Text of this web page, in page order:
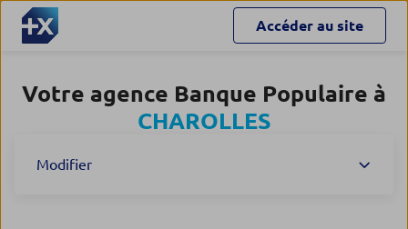
Accéder au site
Votre agence Banque Populaire à
CHAROLLES
Modifier